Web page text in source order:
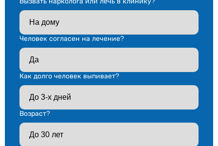
Человек согласен на лечение?
Как долго человек выпивает?
Возраст?